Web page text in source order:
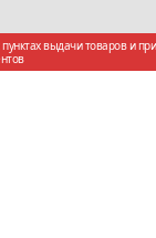
выдачи товаров и при